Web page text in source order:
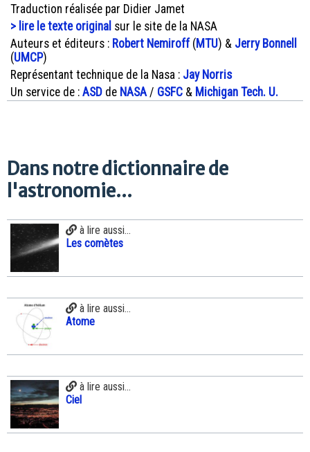
Traduction réalisée par Didier Jamet
> lire le texte original sur le site de la NASA
Auteurs et éditeurs : Robert Nemiroff( MTU) & Jerry Bonnell
(UMCP)
Représentant technique de la Nasa : Jay Norris
Un service de : ASD de NASA/ GSFC & Michigan Tech. U.
Dans notre dictionnaire de
l'astronomie...
à lire aussi...
Les comètes
à lire aussi...
Atome
à lire aussi...
Ciel